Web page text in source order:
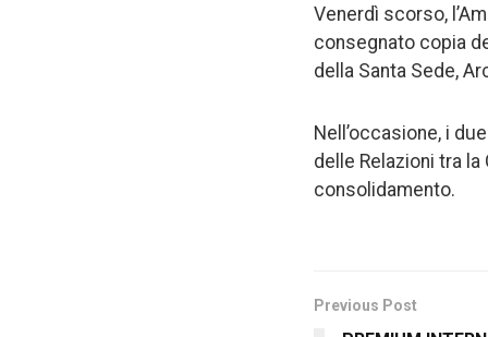
Venerdì scorso,
consegnato copia
della Santa Sede,
Nell’occasione, i
delle Relazioni tra
consolidamento.
Previous Post